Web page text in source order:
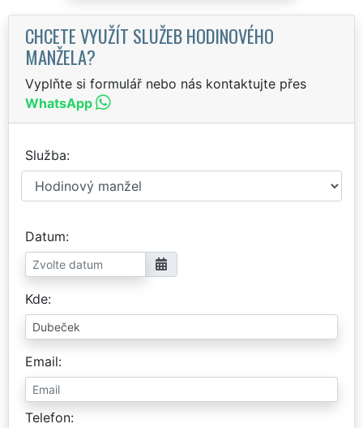
CHCETE VYUŽÍT SLUŽEB HODINOVÉHO
MANŽELA?
Vyplňte si formulář nebo nás kontaktujte přes
WhatsApp
Služba
Datum
Kde
Email
Telefon